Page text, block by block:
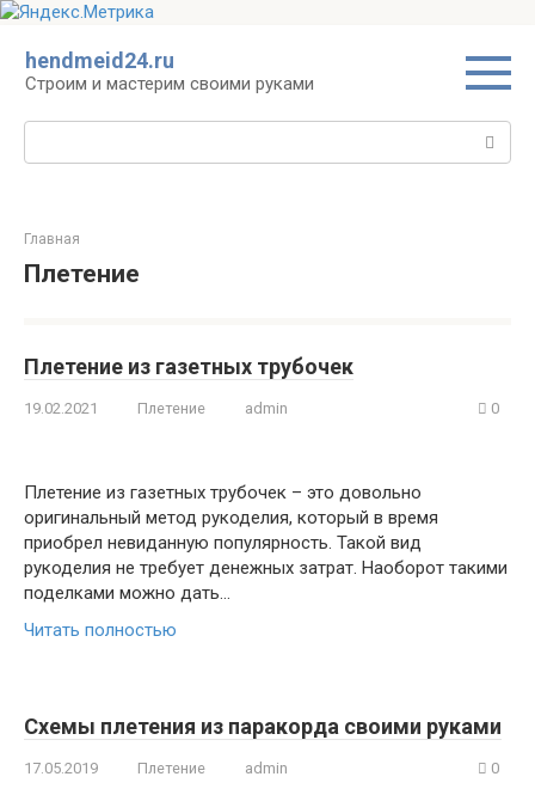
контенту
hendmeid24.ru
Строим и мастерим своими руками
Поиск:
Главная
Плетение
Плетение из газетных трубочек
19.02.2021 Плетение admin 0
Плетение из газетных трубочек – это довольно
оригинальный метод рукоделия, который в время
приобрел невиданную популярность. Такой вид
рукоделия не требует денежных затрат. Наоборот такими
поделками можно дать…
Читать полностью
Схемы плетения из паракорда своими руками
17.05.2019 Плетение admin 0